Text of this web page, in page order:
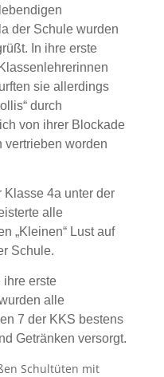
der Schule wurden
In ihre erste
sie allerdings
durch
von ihrer Blockade
vertrieben worden
Klasse 4a unter der
alle
„Kleinen“ Lust auf
Schule.
erste
alle
7 der KKS bestens
Getränken versorgt.
Schultüten mit